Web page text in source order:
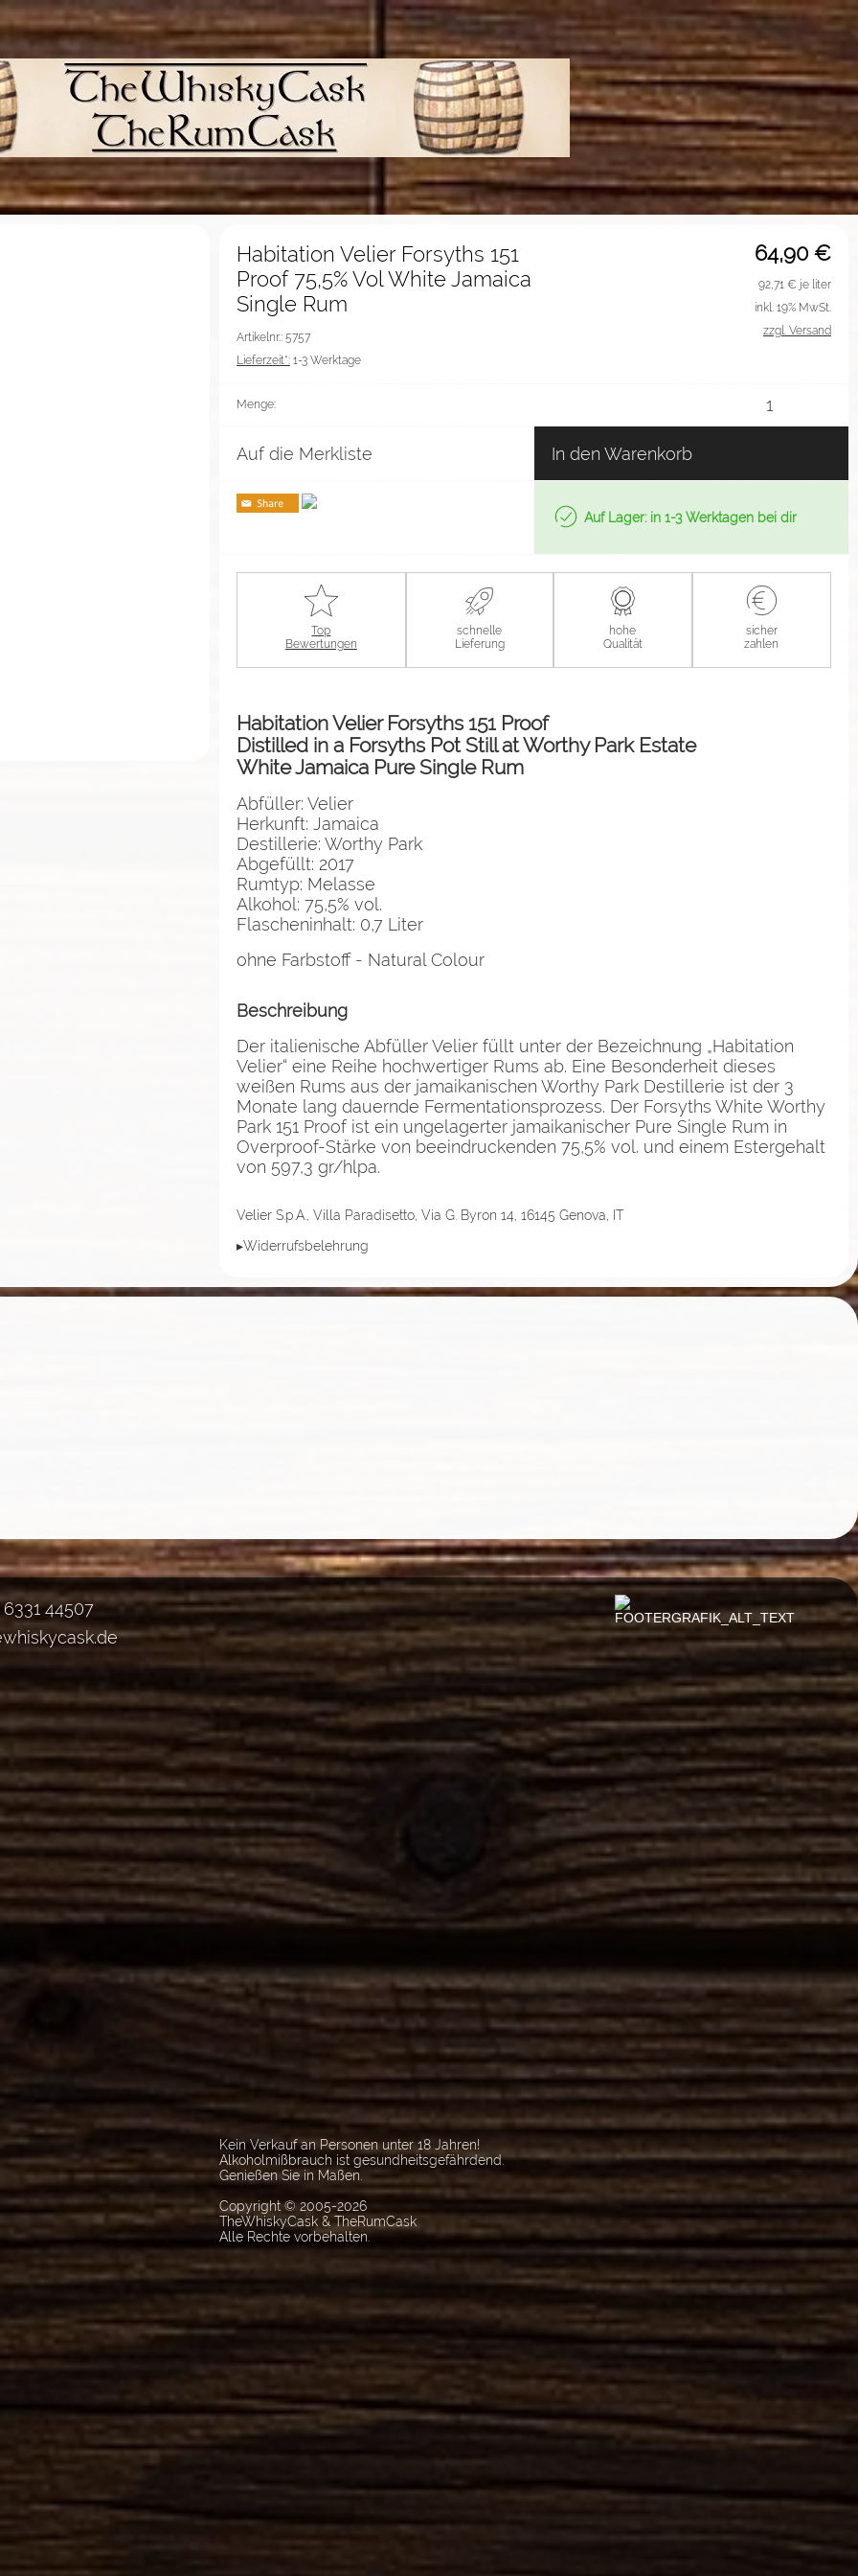
64,90 €
Habitation Velier Forsyths 151
Proof 75,5% Vol White Jamaica
Single Rum
Artikelnr.: 5757
Lieferzeit*: 1-3 Werktage
92,71 € je liter
inkl. 19% MwSt.
zzgl. Versand
Menge:
Auf die Merkliste In den Warenkorb
Auf Lager: in 1-3 Werktagen bei dir
Top
Bewertungen
schnelle
Lieferung
hohe
Qualität
sicher
zahlen
Habitation Velier Forsyths 151 Proof
Distilled in a Forsyths Pot Still at Worthy Park Estate
White Jamaica Pure Single Rum
Abfüller: Velier
Herkunft: Jamaica
Destillerie: Worthy Park
Abgefüllt: 2017
Rumtyp: Melasse
Alkohol: 75,5% vol.
Flascheninhalt: 0,7 Liter
ohne Farbstoff - Natural Colour
Beschreibung
Der italienische Abfüller Velier füllt unter der Bezeichnung „Habitation
Velier“ eine Reihe hochwertiger Rums ab. Eine Besonderheit dieses
weißen Rums aus der jamaikanischen Worthy Park Destillerie ist der 3
Monate lang dauernde Fermentationsprozess. Der Forsyths White Worthy
Park 151 Proof ist ein ungelagerter jamaikanischer Pure Single Rum in
Overproof-Stärke von beeindruckenden 75,5% vol. und einem Estergehalt
von 597,3 gr/hlpa.
Velier S.p.A., Villa Paradisetto, Via G. Byron 14, 16145 Genova, IT
▸Widerrufsbelehrung
44507
Kein Verkauf an Personen unter 18 Jahren!
Alkoholmißbrauch ist gesundheitsgefährdend.
Genießen Sie in Maßen.
Copyright © 2005-2026
TheWhiskyCask & TheRumCask
Alle Rechte vorbehalten.